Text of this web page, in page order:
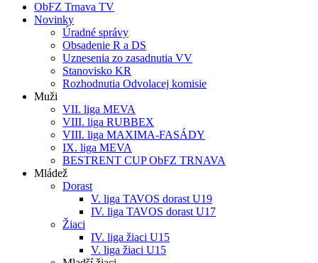
ObFZ Trnava TV
Novinky
Úradné správy
Obsadenie R a DS
Uznesenia zo zasadnutia VV
Stanovisko KR
Rozhodnutia Odvolacej komisie
Muži
VII. liga MEVA
VIII. liga RUBBEX
VIII. liga MAXIMA-FASÁDY
IX. liga MEVA
BESTRENT CUP ObFZ TRNAVA
Mládež
Dorast
V. liga TAVOS dorast U19
IV. liga TAVOS dorast U17
Žiaci
IV. liga žiaci U15
V. liga žiaci U15